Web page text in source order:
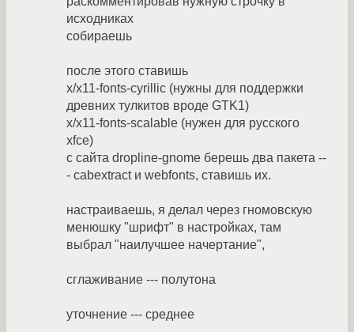
исходниках
собираешь
после этого ставишь
x/x11-fonts-cyrillic (нужны для поддержки
древних тулкитов вроде GTK1)
x/x11-fonts-scalable (нужен для русского
xfce)
с сайта dropline-gnome берешь два пакета --
- cabextract и webfonts, ставишь их.
настраиваешь, я делал через гномовскую
менюшку "шрифт" в настройках, там
выбрал "наилучшее начертание",
сглаживание --- полутона
уточнение --- среднее